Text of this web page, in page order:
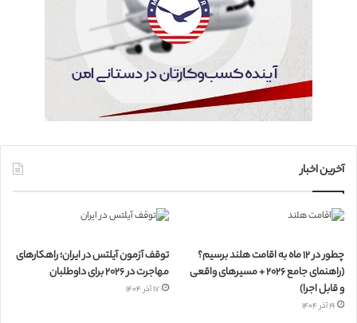
آخرین اخبار
چطور در ۱۲ ماه به اقامت هلند برسیم؟
(راهنمای جامع ۲۰۲۶ + مسیرهای واقعی
و قابل اجرا)
۱۹ آذر ۱۴۰۴
توقف آزمون آیلتس در ایران؛ راهکارهای
مهاجرت در ۲۰۲۶ برای داوطلبان
۱۷ آذر ۱۴۰۴